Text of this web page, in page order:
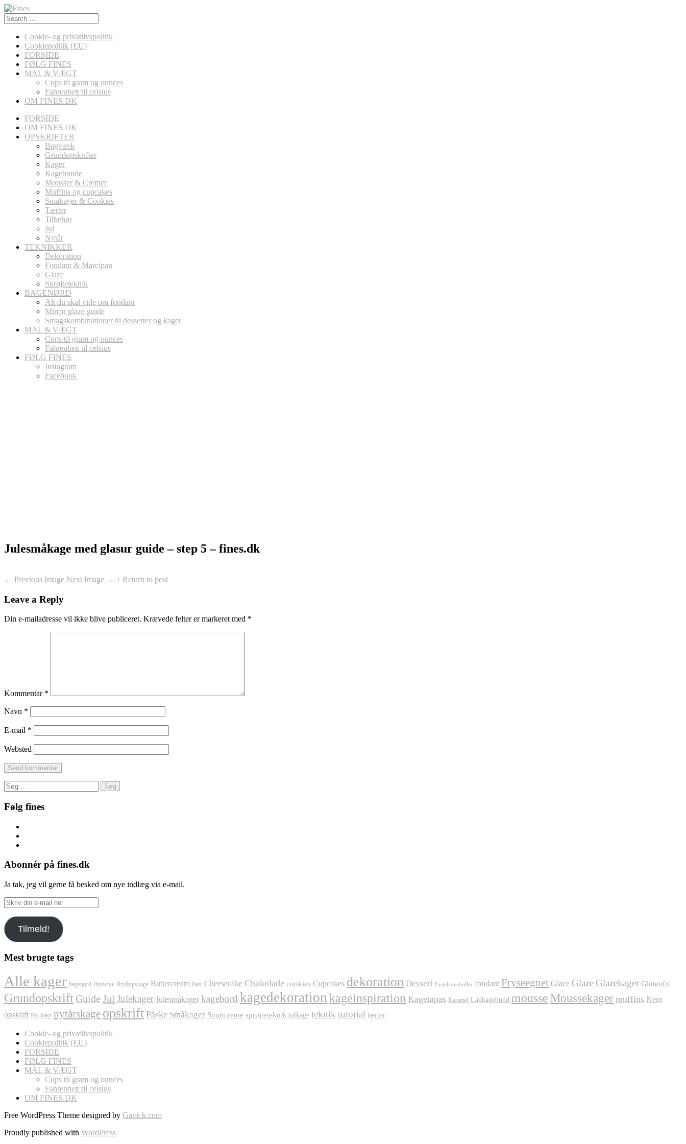
Search
for:
Cookie- og privatlivspolitik
Cookiepolitik (EU)
FORSIDE
FØLG FINES
MÅL & VÆGT
Cups til gram og ounces
Fahrenheit til celsius
OM FINES.DK
FORSIDE
OM FINES.DK
OPSKRIFTER
Bagværk
Grundopskrifter
Kager
Kagebunde
Mousser & Cremer
Muffins og cupcakes
Småkager & Cookies
Tærter
Tilbehør
Jul
Nytår
TEKNIKKER
Dekoration
Fondant & Marcipan
Glaze
Sprøjteteknik
BAGENØRD
Alt du skal vide om fondant
Mirror glaze guide
Smagskombinationer til desserter og kager
MÅL & VÆGT
Cups til gram og ounces
Fahrenheit til celsius
FØLG FINES
Instagram
Facebook
Julesmåkage med glasur guide – step 5 – fines.dk
← Previous Image Next Image → ↑ Return to post
Leave a Reply
Din e-mailadresse vil ikke blive publiceret. Krævede felter er markeret med *
Kommentar *
Navn *
E-mail *
Websted
Søg
efter:
Følg fines
Abonnér på fines.dk
Ja tak, jeg vil gerne få besked om nye indlæg via e-mail.
Skriv
din
e-
mail
her
Tilmeld!
Mest brugte tags
Alle kager bagenørd Brownie Bryllupskage Buttercream Bær Cheesecake Chokolade cookies Cupcakes dekoration Dessert Fastelavnsboller fondant Fryseegnet Glace Glaze Glazekager Glutenfri
Grundopskrift Guide Jul Julekager Julesmåkager kagebord kagedekoration kageinspiration Kagetapas Karamel Lagkagebund mousse Moussekager muffins Nem
opskrift No-bake nytårskage opskrift Påske Småkager Smørcreme sprøjteteknik talkage teknik tutorial tærter
Cookie- og privatlivspolitik
Cookiepolitik (EU)
FORSIDE
FØLG FINES
MÅL & VÆGT
Cups til gram og ounces
Fahrenheit til celsius
OM FINES.DK
Free WordPress Theme designed by Gavick.com
Proudly published with WordPress